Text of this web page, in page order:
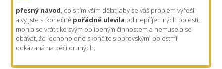
přesný návod, co s tím vším dělat, aby se váš problém vyřešil
a vy jste si konečně pořádně ulevila od nepříjemných bolestí,
mohla se vrátit ke svým oblíbeným činnostem a nemusela se
obávat, že jednoho dne skončíte s obrovskými bolestmi
odkázaná na péči druhých.